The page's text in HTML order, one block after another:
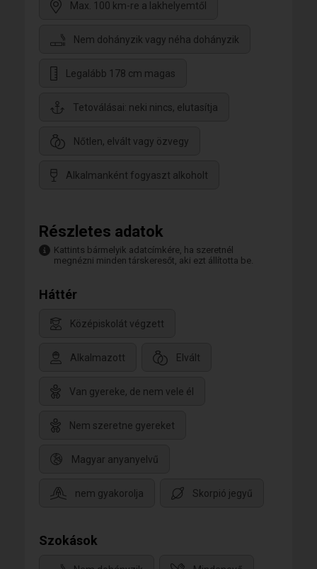
Max. 100 km-re a lakhelyemtől
Nem dohányzik vagy néha dohányzik
Legalább 178 cm magas
Tetoválásai: neki nincs, elutasítja
Nőtlen, elvált vagy özvegy
Alkalmanként fogyaszt alkoholt
Részletes adatok
Kattints bármelyik adatcímkére, ha szeretnél
megnézni minden társkeresőt, aki ezt állította be.
Háttér
Középiskolát végzett
Alkalmazott Elvált
Van gyereke, de nem vele él
Nem szeretne gyereket
Magyar anyanyelvű
nem gyakorolja Skorpió jegyű
Szokások